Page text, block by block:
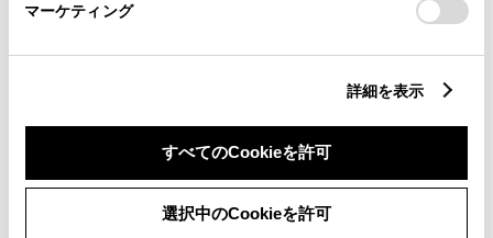
マーケティング
詳細を表示
すべてのCookieを許可
選択中のCookieを許可
アルファード G
７人乗り ４ＷＤ 寒冷地 ＰＣＳ（車両）ＩＣＳ